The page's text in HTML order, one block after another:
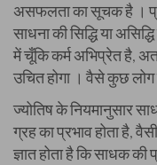
असफलता का सूचक है ।
साधना की सिद्धि या
में चूँकि कर्म अभिप्रेत है,
उचित होगा । वैसे कुछ लोग
ज्योतिष के नियमानुसार
ग्रह का प्रभाव होता है,
ज्ञात होता है कि साधक की